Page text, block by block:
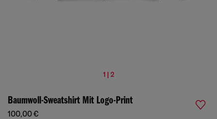
1 | 2
Baumwoll-Sweatshirt Mit Logo-Print
100,00 €